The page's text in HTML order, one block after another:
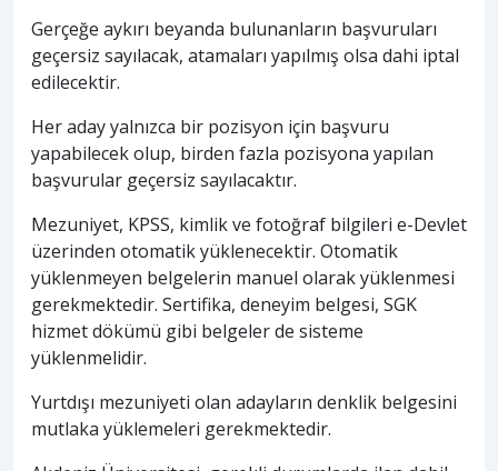
Gerçeğe aykırı beyanda bulunanların başvuruları
geçersiz sayılacak, atamaları yapılmış olsa dahi iptal
edilecektir.
Her aday yalnızca bir pozisyon için başvuru
yapabilecek olup, birden fazla pozisyona yapılan
başvurular geçersiz sayılacaktır.
Mezuniyet, KPSS, kimlik ve fotoğraf bilgileri e-Devlet
üzerinden otomatik yüklenecektir. Otomatik
yüklenmeyen belgelerin manuel olarak yüklenmesi
gerekmektedir. Sertifika, deneyim belgesi, SGK
hizmet dökümü gibi belgeler de sisteme
yüklenmelidir.
Yurtdışı mezuniyeti olan adayların denklik belgesini
mutlaka yüklemeleri gerekmektedir.